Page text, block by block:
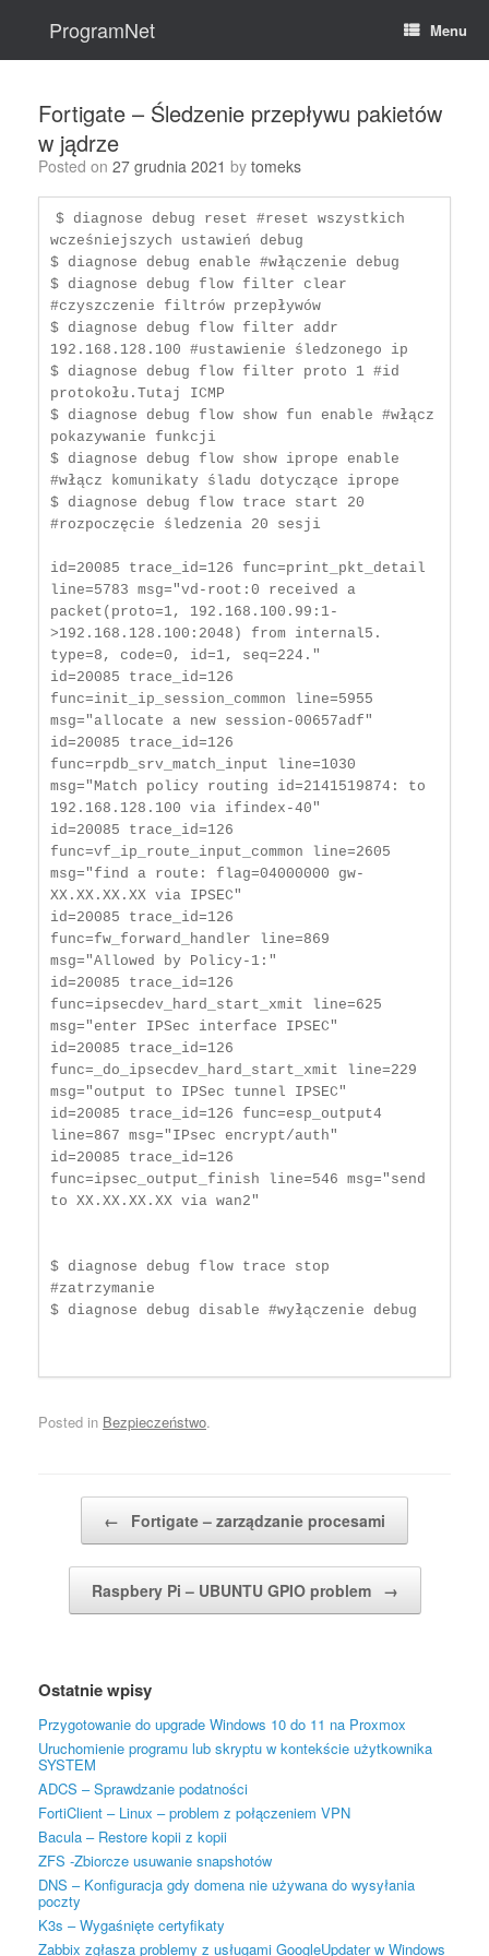
ProgramNet Menu
Fortigate – Śledzenie przepływu pakietów
w jądrze
Posted on 27 grudnia 2021 by tomeks
$ diagnose debug reset #reset wszystkich
wcześniejszych ustawień debug
$ diagnose debug enable #włączenie debug
$ diagnose debug flow filter clear
#czyszczenie filtrów przepływów
$ diagnose debug flow filter addr
192.168.128.100 #ustawienie śledzonego ip
$ diagnose debug flow filter proto 1 #id
protokołu.Tutaj ICMP
$ diagnose debug flow show fun enable #włącz
pokazywanie funkcji
$ diagnose debug flow show iprope enable
#włącz komunikaty śladu dotyczące iprope
$ diagnose debug flow trace start 20
#rozpoczęcie śledzenia 20 sesji
id=20085 trace_id=126 func=print_pkt_detail
line=5783 msg="vd-root:0 received a
packet(proto=1, 192.168.100.99:1-
>192.168.128.100:2048) from internal5.
type=8, code=0, id=1, seq=224."
id=20085 trace_id=126
func=init_ip_session_common line=5955
msg="allocate a new session-00657adf"
id=20085 trace_id=126
func=rpdb_srv_match_input line=1030
msg="Match policy routing id=2141519874: to
192.168.128.100 via ifindex-40"
id=20085 trace_id=126
func=vf_ip_route_input_common line=2605
msg="find a route: flag=04000000 gw-
XX.XX.XX.XX via IPSEC"
id=20085 trace_id=126
func=fw_forward_handler line=869
msg="Allowed by Policy-1:"
id=20085 trace_id=126
func=ipsecdev_hard_start_xmit line=625
msg="enter IPSec interface IPSEC"
id=20085 trace_id=126
func=_do_ipsecdev_hard_start_xmit line=229
msg="output to IPSec tunnel IPSEC"
id=20085 trace_id=126 func=esp_output4
line=867 msg="IPsec encrypt/auth"
id=20085 trace_id=126
func=ipsec_output_finish line=546 msg="send
to XX.XX.XX.XX via wan2"
$ diagnose debug flow trace stop
#zatrzymanie
$ diagnose debug disable #wyłączenie debug
Posted in Bezpieczeństwo.
Post navigation
← Fortigate – zarządzanie procesami
Raspbery Pi – UBUNTU GPIO problem →
Ostatnie wpisy
Przygotowanie do upgrade Windows 10 do 11 na Proxmox
Uruchomienie programu lub skryptu w kontekście użytkownika
SYSTEM
ADCS – Sprawdzanie podatności
FortiClient – Linux – problem z połączeniem VPN
Bacula – Restore kopii z kopii
ZFS -Zbiorcze usuwanie snapshotów
DNS – Konfiguracja gdy domena nie używana do wysyłania
poczty
K3s – Wygaśnięte certyfikaty
Zabbix zgłasza problemy z usługami GoogleUpdater w Windows